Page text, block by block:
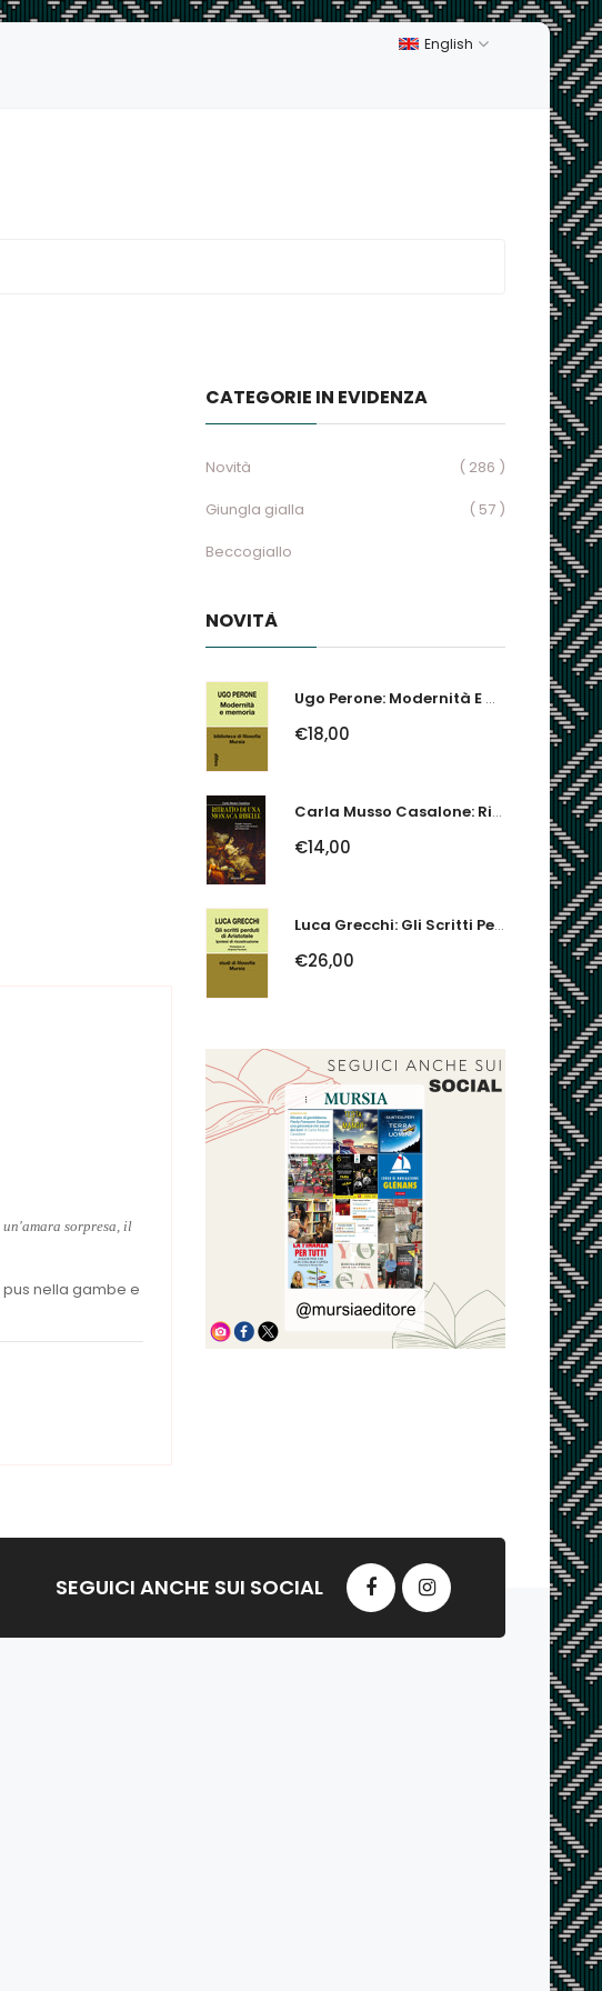
English
sorpresa, il
nella gambe e
CATEGORIE IN EVIDENZA
Novità
( 286 )
Giungla gialla
( 57 )
Beccogiallo
NOVITÀ
Ugo Perone: Modernità E Memoria
€18,00
Carla Musso Casalone: Ritratto Di Una Monaca Ribelle. Brigida Franzone,...
€14,00
Luca Grecchi: Gli Scritti Perduti Di Aristotele. Ipotesi Di Ricostruzione
€26,00
SEGUICI ANCHE SUI SOCIAL